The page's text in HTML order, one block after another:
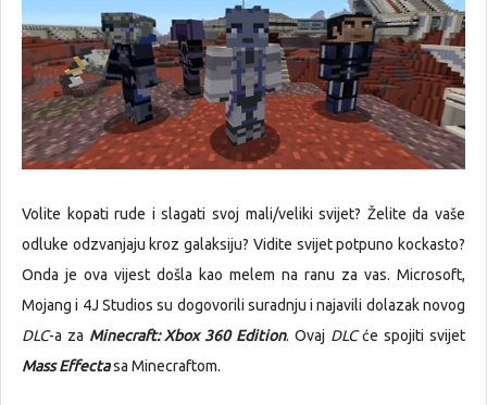
Volite kopati rude i slagati svoj mali/veliki svijet? Želite da vaše
odluke odzvanjaju kroz galaksiju? Vidite svijet potpuno kockasto?
Onda je ova vijest došla kao melem na ranu za vas. Microsoft,
Mojang i 4J Studios su dogovorili suradnju i najavili dolazak novog
DLC-a za Minecraft: Xbox 360 Edition. Ovaj DLCće spojiti svijet
Mass Effectasa Minecraftom.